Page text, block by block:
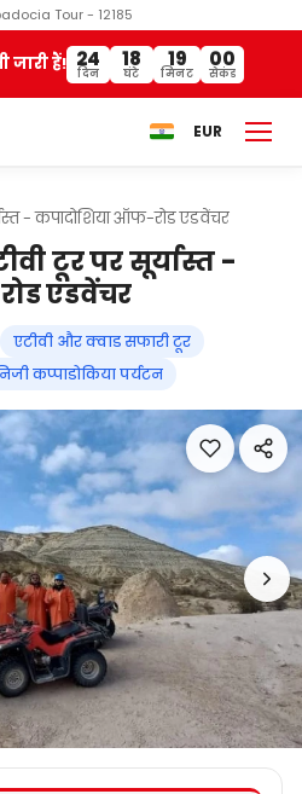
Tour - 12185
जारी हैं! 24
दिन
18
घंटे
18
मिनट
59
सेकंड
EUR
- कपादोशिया ऑफ-रोड एडवेंचर
टूर पर सूर्यास्त -
एडवेंचर
एटीवी और क्वाड सफारी टूर
कप्पाडोकिया पर्यटन